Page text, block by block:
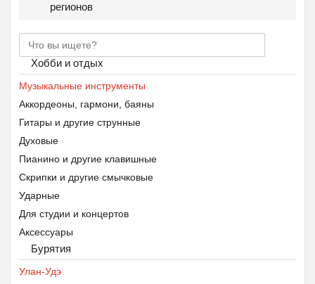
регионов
Хобби и отдых
Музыкальные инструменты
Аккордеоны, гармони, баяны
Гитары и другие струнные
Духовые
Пианино и другие клавишные
Скрипки и другие смычковые
Ударные
Для студии и концертов
Аксессуары
Бурятия
Улан-Удэ